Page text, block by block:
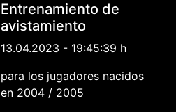
Entrenamiento de
avistamiento
13.04.2023 - 19:45:39 h
para los jugadores nacidos
en 2004 / 2005